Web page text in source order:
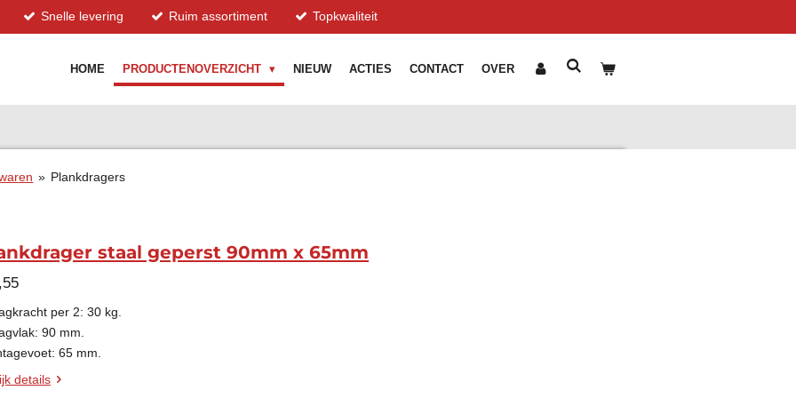
Snelle levering Ruim assortiment Topkwaliteit
HOME PRODUCTENOVERZICHT NIEUW ACTIES CONTACT OVER
» Plankdragers
staal geperst 90mm x 65mm
per 2: 30 kg.
90 mm.
65 mm.
details